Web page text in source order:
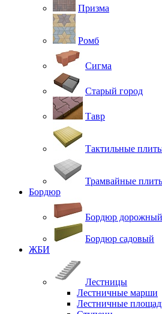
Призма
Ромб
Сигма
Старый город
Тавр
Тактильные
Трамвайные
Бордюр
Бордюр дорожный
Бордюр садовый
ЖБИ
Лестницы
Лестничные марши
Лестничные